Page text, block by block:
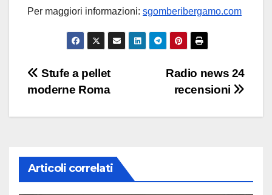
Per maggiori informazioni: sgomberibergamo.com
Navigazione
Radio news 24
recensioni
Stufe a pellet
moderne Roma
Articoli correlati